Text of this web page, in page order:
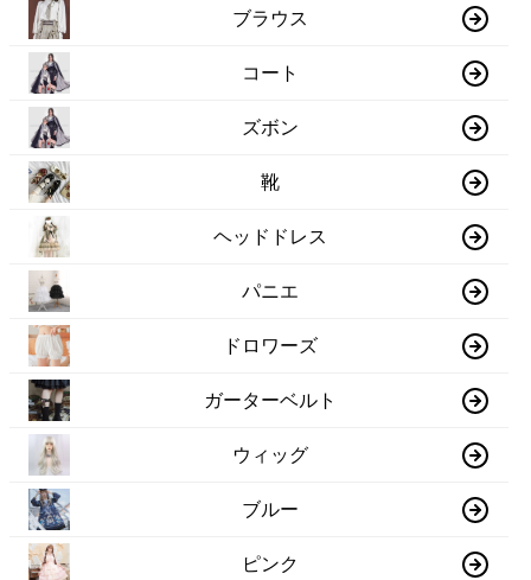
ブラウス
コート
ズボン
靴
ヘッドドレス
パニエ
ドロワーズ
ガーターベルト
ウィッグ
ブルー
ピンク